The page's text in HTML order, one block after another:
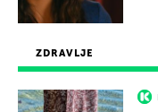
ZDRAVLJE